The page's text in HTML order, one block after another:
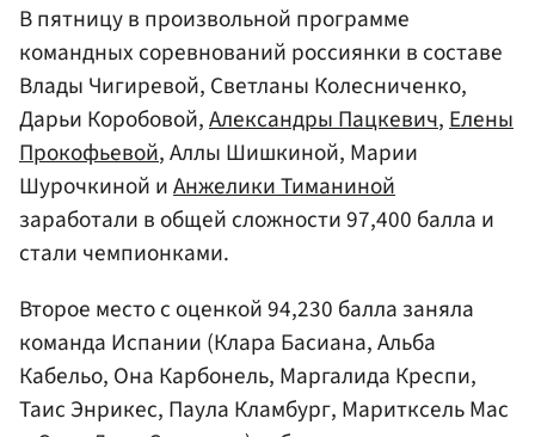
В пятницу в произвольной программе
командных соревнований россиянки в составе
Влады Чигиревой, Светланы Колесниченко,
Дарьи Коробовой,Александры Пацкевич,Елены
Прокофьевой, Аллы Шишкиной, Марии
Шурочкиной иАнжелики Тиманиной
заработали в общей сложности 97,400 балла и
стали чемпионками.
Второе место с оценкой 94,230 балла заняла
команда Испании (Клара Басиана, Альба
Кабельо, Она Карбонель, Маргалида Креспи,
Таис Энрикес, Паула Кламбург, Маритксель Мас